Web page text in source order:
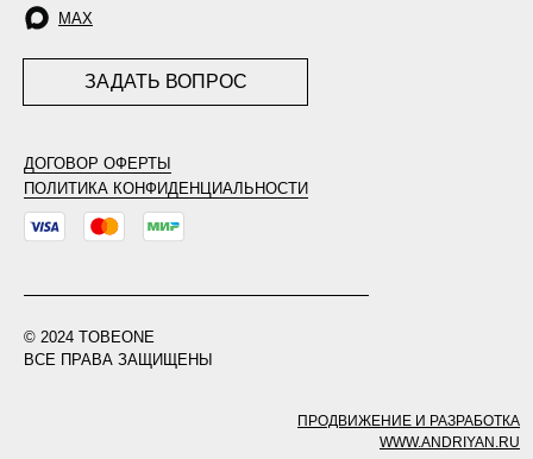
MAX
ДОГОВОР ОФЕРТЫ
ПОЛИТИКА КОНФИДЕНЦИАЛЬНОСТИ
ЗАДАТЬ ВОПРОС
© 2024 TOBEONE
ВСЕ ПРАВА ЗАЩИЩЕНЫ
ПРОДВИЖЕНИЕ И РАЗРАБОТКА
WWW.ANDRIYAN.RU